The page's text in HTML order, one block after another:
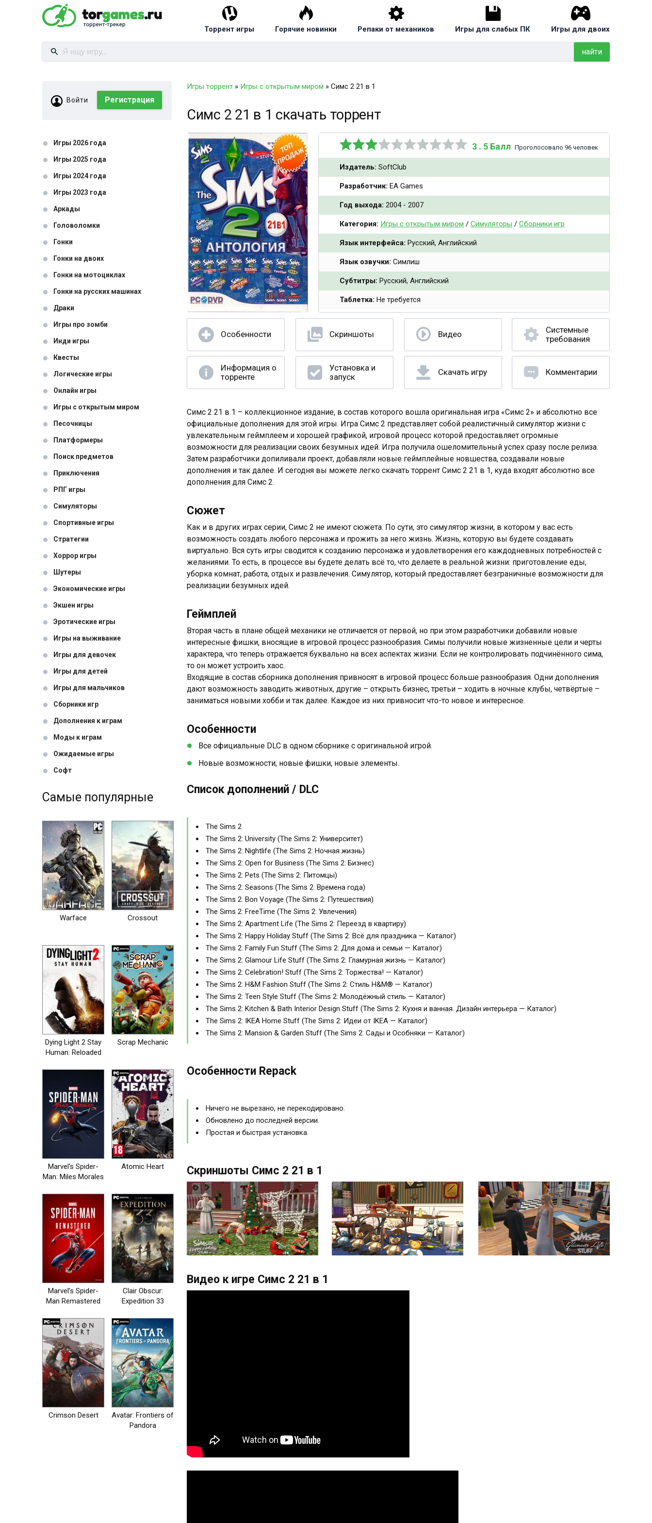
Торрент игры Горячие новинки Репаки от механиков Игры для слабых ПК Игры для двоих
найти
Войти Регистрация
Игры 2026 года
Игры 2025 года
Игры 2024 года
Игры 2023 года
Аркады
Головоломки
Гонки
Гонки на двоих
Гонки на мотоциклах
Гонки на русских машинах
Драки
Игры про зомби
Инди игры
Квесты
Логические игры
Онлайн игры
Игры с открытым миром
Песочницы
Платформеры
Поиск предметов
Приключения
РПГ игры
Симуляторы
Спортивные игры
Стратегии
Хоррор игры
Шутеры
Экономические игры
Экшен игры
Эротические игры
Игры на выживание
Игры для девочек
Игры для детей
Игры для мальчиков
Сборники игр
Дополнения к играм
Моды к играм
Ожидаемые игры
Софт
Самые популярные
Warface Crossout
Dying Light 2 Stay
Human: Reloaded
Scrap Mechanic
Marvel's Spider-
Man: Miles Morales
Atomic Heart
Marvel’s Spider-
Man Remastered
Clair Obscur:
Expedition 33
Crimson Desert
Avatar: Frontiers of
Pandora
Игры торрент » Игры с открытым миром » Симс 2 21 в 1
Симс 2 21 в 1 скачать торрент
3 . 5 Балл Проголосовало 96 человек
Издатель: SoftClub
Разработчик: EA Games
Год выхода: 2004 - 2007
Категория: Игры с открытым миром / Симуляторы / Сборники игр
Язык интерфейса: Русский, Английский
Язык озвучки: Симлиш
Субтитры: Русский, Английский
Таблетка: Не требуется
Особенности Скриншоты Видео
Системные
требования
Информация о
торренте
Установка и
запуск
Скачать игру Комментарии
Симс 2 21 в 1 – коллекционное издание, в состав которого вошла оригинальная игра «Симс 2» и абсолютно все
официальные дополнения для этой игры. Игра Симс 2 представляет собой реалистичный симулятор жизни с
увлекательным геймплеем и хорошей графикой, игровой процесс которой предоставляет огромные
возможности для реализации своих безумных идей. Игра получила ошеломительный успех сразу после релиза.
Затем разработчики допиливали проект, добавляли новые геймплейные новшества, создавали новые
дополнения и так далее. И сегодня вы можете легко скачать торрент Симс 2 21 в 1, куда входят абсолютно все
дополнения для Симс 2.
Сюжет
Как и в других играх серии, Симс 2 не имеют сюжета. По сути, это симулятор жизни, в котором у вас есть
возможность создать любого персонажа и прожить за него жизнь. Жизнь, которую вы будете создавать
виртуально. Вся суть игры сводится к созданию персонажа и удовлетворения его каждодневных потребностей с
желаниями. То есть, в процессе вы будете делать всё то, что делаете в реальной жизни: приготовление еды,
уборка комнат, работа, отдых и развлечения. Симулятор, который предоставляет безграничные возможности для
реализации безумных идей.
Геймплей
Вторая часть в плане общей механики не отличается от первой, но при этом разработчики добавили новые
интересные фишки, вносящие в игровой процесс разнообразия. Симы получили новые жизненные цели и черты
характера, что теперь отражается буквально на всех аспектах жизни. Если не контролировать подчинённого сима,
то он может устроить хаос.
Входящие в состав сборника дополнения привносят в игровой процесс больше разнообразия. Одни дополнения
дают возможность заводить животных, другие – открыть бизнес, третьи – ходить в ночные клубы, четвёртые –
заниматься новыми хобби и так далее. Каждое из них привносит что-то новое и интересное.
Особенности
Все официальные DLC в одном сборнике с оригинальной игрой.
Новые возможности, новые фишки, новые элементы.
Список дополнений / DLC
The Sims 2
The Sims 2: University (The Sims 2: Университет)
The Sims 2: Nightlife (The Sims 2: Ночная жизнь)
The Sims 2: Open for Business (The Sims 2: Бизнес)
The Sims 2: Pets (The Sims 2: Питомцы)
The Sims 2: Seasons (The Sims 2: Времена года)
The Sims 2: Bon Voyage (The Sims 2: Путешествия)
The Sims 2: FreeTime (The Sims 2: Увлечения)
The Sims 2: Apartment Life (The Sims 2: Переезд в квартиру)
The Sims 2: Happy Holiday Stuff (The Sims 2: Всё для праздника — Каталог)
The Sims 2: Family Fun Stuff (The Sims 2: Для дома и семьи — Каталог)
The Sims 2: Glamour Life Stuff (The Sims 2: Гламурная жизнь — Каталог)
The Sims 2: Celebration! Stuff (The Sims 2: Торжества! — Каталог)
The Sims 2: H&M Fashion Stuff (The Sims 2: Стиль H&M® — Каталог)
The Sims 2: Teen Style Stuff (The Sims 2: Молодёжный стиль — Каталог)
The Sims 2: Kitchen & Bath Interior Design Stuff (The Sims 2: Кухня и ванная. Дизайн интерьера — Каталог)
The Sims 2: IKEA Home Stuff (The Sims 2: Идеи от IKEA — Каталог)
The Sims 2: Mansion & Garden Stuff (The Sims 2: Сады и Особняки — Каталог)
Особенности Repack
Ничего не вырезано, не перекодировано.
Обновлено до последней версии.
Простая и быстрая установка.
Скриншоты Симс 2 21 в 1
Видео к игре Симс 2 21 в 1